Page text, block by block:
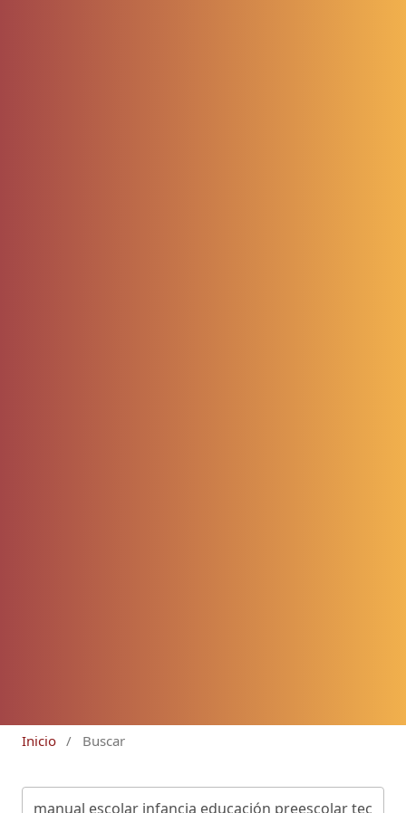
Inicio / Buscar